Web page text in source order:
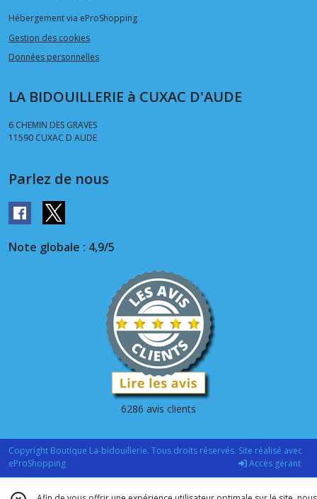
Hébergement via eProShopping
Gestion des cookies
Données personnelles
LA BIDOUILLERIE à CUXAC D'AUDE
6 CHEMIN DES GRAVES
11590 CUXAC D AUDE
Parlez de nous
Note globale : 4,9/5
6286 avis clients
Copyright Boutique La-bidouillerie. Tous droits réservés. Site réalisé avec
eProShopping
Accès gérant